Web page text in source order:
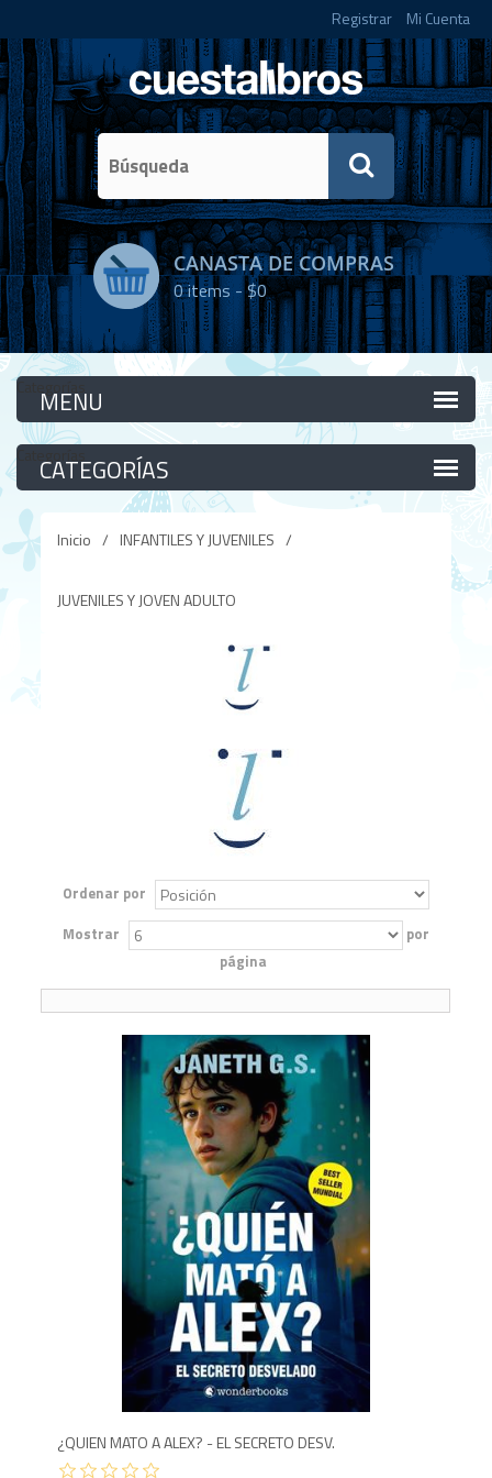
Registrar Mi Cuenta
CANASTA DE COMPRAS
0items -$0
Categorías
Categorías
Inicio / INFANTILES Y JUVENILES /
JUVENILES Y JOVEN ADULTO
Ordenar por
Mostrar
por
página
¿QUIEN MATO A ALEX? - EL SECRETO DESV.